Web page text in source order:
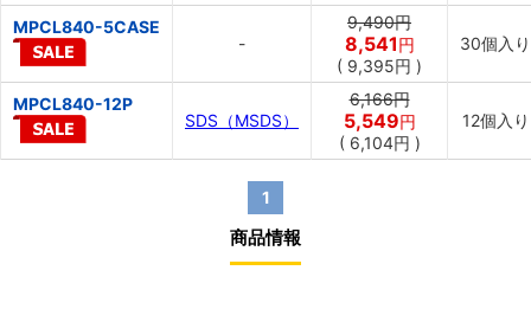
MPCL840-5CASE
-
9,490円
8,541円
( 9,395円 )
30個入り
MPCL840-12P
SDS（MSDS）
6,166円
5,549円
( 6,104円 )
12個入り
1
商品情報